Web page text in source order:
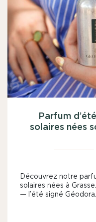
Parfum
solaires nées
Découvrez notre
solaires nées à
— l’été signé Géodora.